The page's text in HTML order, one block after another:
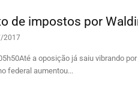
de impostos por
2017
a oposição já saiu vibrando
federal aumentou...